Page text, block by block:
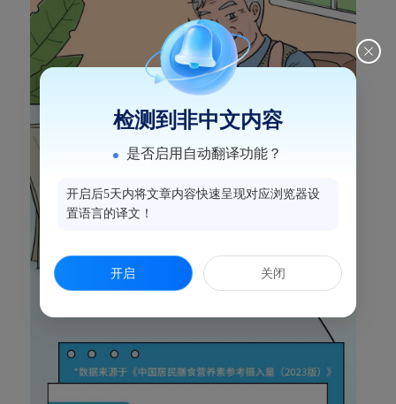
检测到非中文内容
是否启用自动翻译功能？
开启后5天内将文章内容快速呈现对应浏览器设
置语言的译文！
开启 关闭